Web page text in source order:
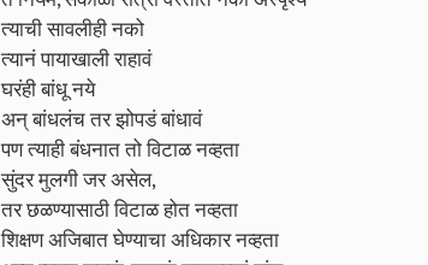
त्याची सावलीही नको
त्यानं पायाखाली राहावं
घरंही बांधू नये
अन् बांधलंच तर झोपडं बांधावं
पण त्याही बंधनात तो विटाळ नव्हता
सुंदर मुलगी जर असेल,
तर छळण्यासाठी विटाळ होत नव्हता
शिक्षण अजिबात घेण्याचा अधिकार नव्हता